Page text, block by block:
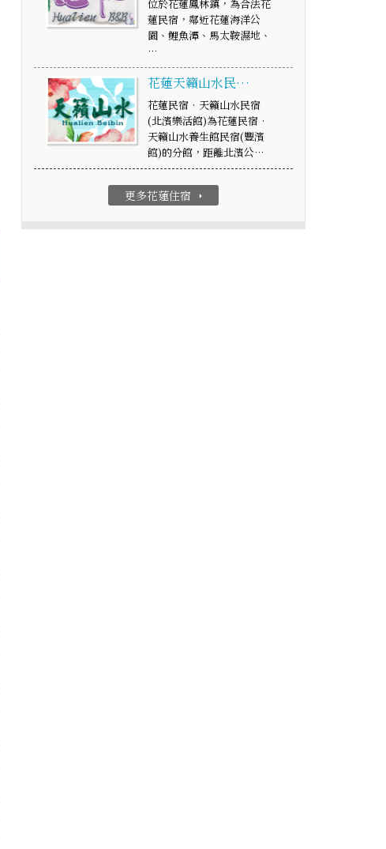
位於花蓮鳳林鎮，為合法花
蓮民宿，鄰近花蓮海洋公
園、鯉魚潭、馬太鞍濕地、
…
花蓮天籟山水民…
花蓮民宿‧天籟山水民宿
(北濱樂活館)為花蓮民宿‧
天籟山水養生館民宿(豐濱
館)的分館，距離北濱公…
更多花蓮住宿 arrow_right